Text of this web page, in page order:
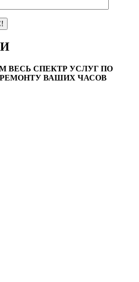
ВЕСЬ СПЕКТР УСЛУГ ПО
ВАШИХ ЧАСОВ